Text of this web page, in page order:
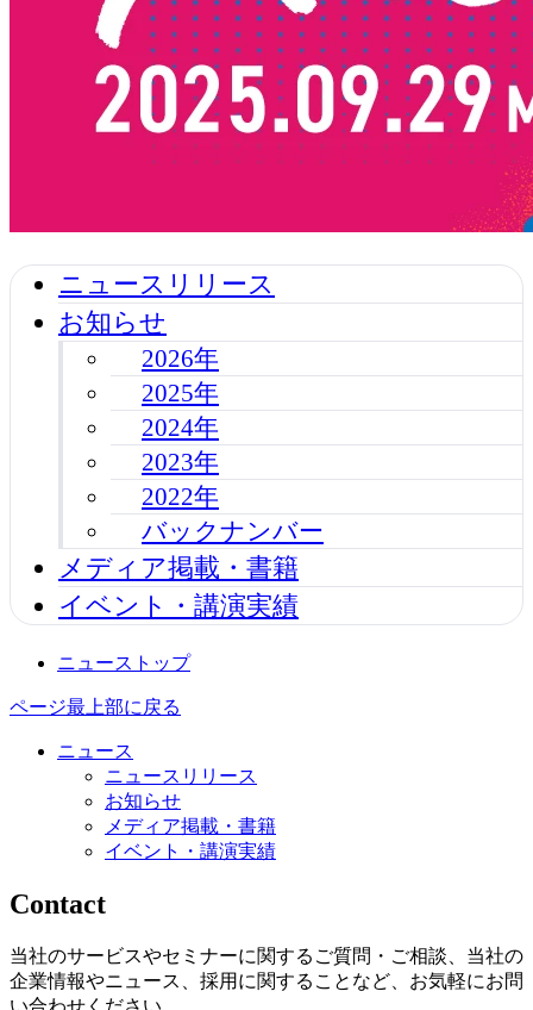
ニュースリリース
お知らせ
2026年
2025年
2024年
2023年
2022年
バックナンバー
メディア掲載・書籍
イベント・講演実績
ニューストップ
ページ最上部に戻る
ニュース
ニュースリリース
お知らせ
メディア掲載・書籍
イベント・講演実績
Contact
当社のサービスやセミナーに関するご質問・ご相談、当社の
企業情報やニュース、採用に関することなど、お気軽にお問
い合わせください。